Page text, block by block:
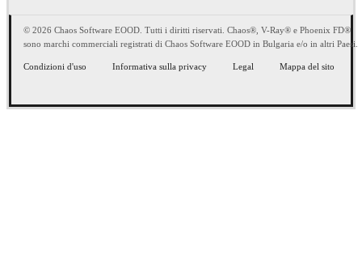
© 2026 Chaos Software EOOD. Tutti i diritti riservati. Chaos®, V-Ray® e Phoenix FD®
sono marchi commerciali registrati di Chaos Software EOOD in Bulgaria e/o in altri Paesi.
Condizioni d'uso Informativa sulla privacy Legal Mappa del sito